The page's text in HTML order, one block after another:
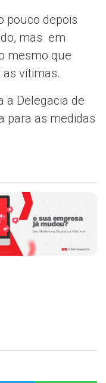
pouco depois
mas em
mesmo que
vítimas.
a Delegacia de
para as medidas